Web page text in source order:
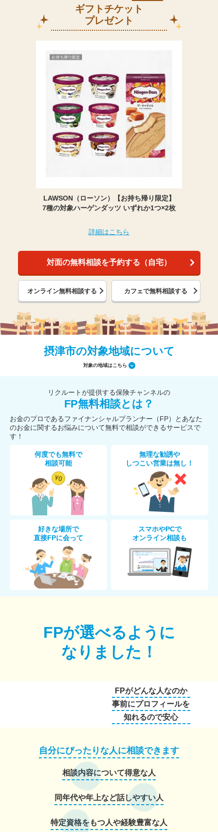
ギフトチケット
プレゼント
LAWSON（ローソン）【お持ち帰り限定】
7種の対象ハーゲンダッツ いずれか1つ×2枚
詳細はこちら
対面の無料相談を予約する（自宅）
オンライン無料相談する カフェで無料相談する
摂津市の対象地域について
対象の地域はこちら
リクルートが提供する保険チャンネルの
FP無料相談とは？
お金のプロであるファイナンシャルプランナー（FP）とあなた
のお金に関するお悩みについて無料で相談ができるサービスで
す！
何度でも無料で
相談可能
無理な勧誘や
しつこい営業は無し！
好きな場所で
直接FPに会って
スマホやPCで
オンライン相談も
FPが選べるように
なりました！
FPがどんな人なのか
事前にプロフィールを
知れるので安心
自分にぴったりな人に相談できます
相談内容について得意な人
同年代や年上など話しやすい人
特定資格をもつ人や経験豊富な人